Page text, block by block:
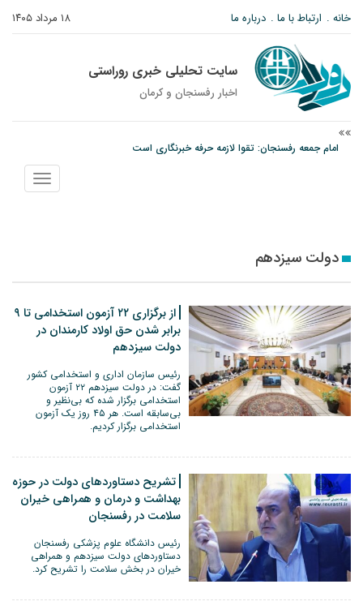
۱۸ مرداد ۱۴۰۵ خانه ارتباط با ما درباره ما
سایت تحلیلی خبری روراستی
اخبار رفسنجان و كرمان
امام جمعه رفسنجان: تقوا لازمه حرفه خبرنگاری است
پیش‌بینی هواشناسی برای استان کرمان؛ از وزش باد و گردوخاک تا رگبار و رعدوبرق
نمایش
منو
دولت سیزدهم
از برگزاری ۲۲ آزمون استخدامی تا ۹
برابر شدن حق اولاد کارمندان در
دولت سیزدهم
رئیس سازمان اداری و استخدامی کشور
گفت: در دولت سیزدهم ۲۲ آزمون
استخدامی برگزار شده که بی‌نظیر و
بی‌سابقه است. هر ۴۵ روز یک آزمون
استخدامی برگزار کردیم.
تشریح دستاوردهای دولت در حوزه
بهداشت و درمان و همراهی خیران
سلامت در رفسنجان
رئیس دانشگاه علوم پزشکی رفسنجان
دستاوردهای دولت سیزدهم و همراهی
خیران در بخش سلامت را تشریح کرد.